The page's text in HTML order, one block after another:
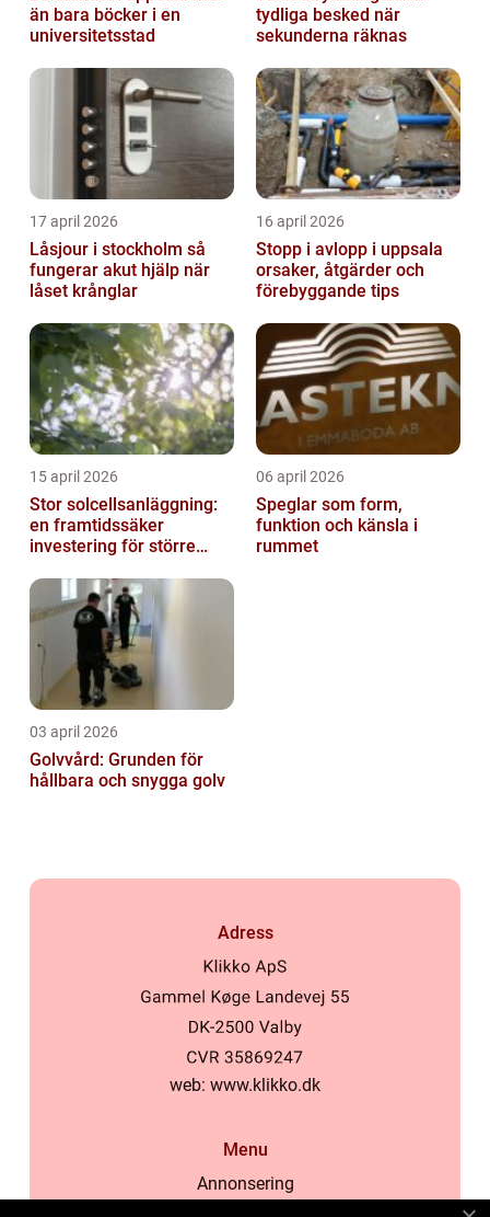
än bara böcker i en
universitetsstad
tydliga besked när
sekunderna räknas
17 april 2026
Låsjour i stockholm så
fungerar akut hjälp när
låset krånglar
16 april 2026
Stopp i avlopp i uppsala
orsaker, åtgärder och
förebyggande tips
15 april 2026
Stor solcellsanläggning:
en framtidssäker
investering för större
06 april 2026
Speglar som form,
funktion och känsla i
rummet
03 april 2026
Golvvård: Grunden för
hållbara och snygga golv
Adress
web: www.klikko.dk
Menu
Annonsering